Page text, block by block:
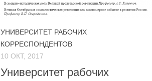
УНИВЕРСИТЕТ РАБОЧИХ
КОРРЕСПОНДЕНТОВ
10 ОКТ, 2017
Университет рабочих